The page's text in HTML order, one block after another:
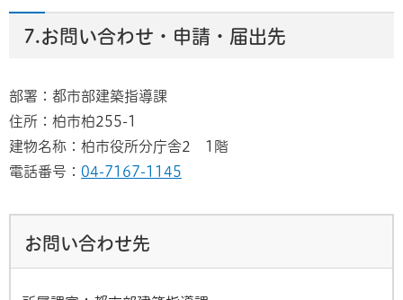
7.お問い合わせ・申請・届出先
部署：都市部建築指導課
住所：柏市柏255-1
建物名称：柏市役所分庁舎2 1階
電話番号： 04-7167-1145
お問い合わせ先